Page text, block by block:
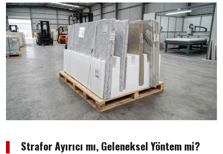
▌ Strafor Ayırıcı mı, Geleneksel Yöntem mi?